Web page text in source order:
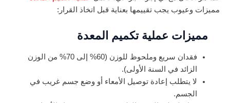
مميزات وعيوب يجب تقييمها بعناية قبل اتخاذ القرار:
مميزات عملية تكميم المعدة
فقدان سريع وملحوظ للوزن (60% إلى 70% من الوزن
الزائد في السنة الأولى).
لا يتطلب إعادة توصيل الأمعاء أو وضع جسم غريب في
الجسم.